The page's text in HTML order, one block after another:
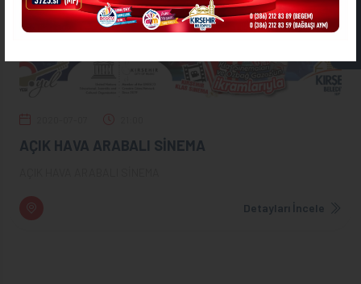
AÇIK HAVA ARABALI SİNEMA
Detayları İncele